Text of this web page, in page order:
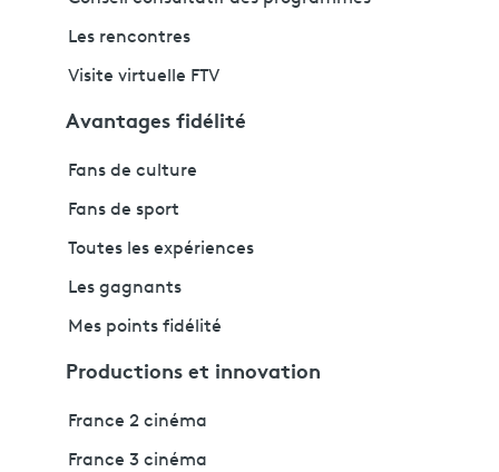
Les rencontres
Visite virtuelle FTV
Avantages fidélité
Fans de culture
Fans de sport
Toutes les expériences
Les gagnants
Mes points fidélité
Productions et innovation
France 2 cinéma
France 3 cinéma